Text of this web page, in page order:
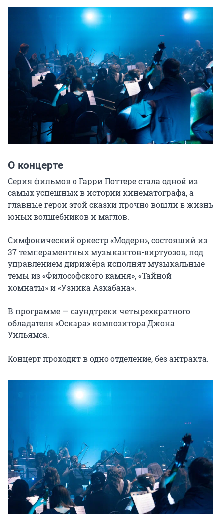
О концерте
Серия фильмов о Гарри Поттере стала одной из
самых успешных в истории кинематографа, а
главные герои этой сказки прочно вошли в жизнь
юных волшебников и маглов.
Симфонический оркестр «Модерн», состоящий из
37 темпераментных музыкантов-виртуозов, под
управлением дирижёра исполнят музыкальные
темы из «Философского камня», «Тайной
комнаты» и «Узника Азкабана».
В программе — саундтреки четырехкратного
обладателя «Оскара» композитора Джона
Уильямса.
Концерт проходит в одно отделение, без антракта.